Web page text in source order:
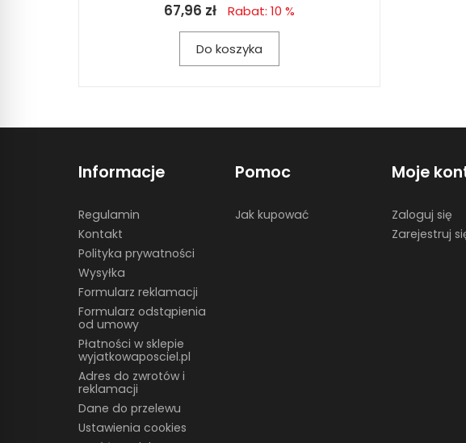
67,96 zł Rabat: 10 %
Do koszyka
Informacje
Regulamin
Kontakt
Polityka prywatności
Wysyłka
Formularz reklamacji
Formularz odstąpienia
od umowy
Płatności w sklepie
wyjatkowaposciel.pl
Adres do zwrotów i
reklamacji
Dane do przelewu
Ustawienia cookies
Pomoc
Jak kupować
Moje
Zaloguj się
Zarejestruj